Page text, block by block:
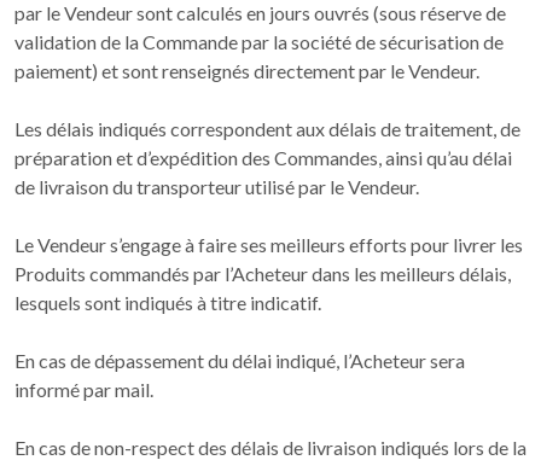
par le Vendeur sont calculés en jours ouvrés (sous réserve de
validation de la Commande par la société de sécurisation de
paiement) et sont renseignés directement par le Vendeur.
Les délais indiqués correspondent aux délais de traitement, de
préparation et d’expédition des Commandes, ainsi qu’au délai
de livraison du transporteur utilisé par le Vendeur.
Le Vendeur s’engage à faire ses meilleurs efforts pour livrer les
Produits commandés par l’Acheteur dans les meilleurs délais,
lesquels sont indiqués à titre indicatif.
En cas de dépassement du délai indiqué, l’Acheteur sera
informé par mail.
En cas de non-respect des délais de livraison indiqués lors de la